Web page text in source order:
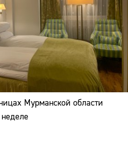
Мурманской области